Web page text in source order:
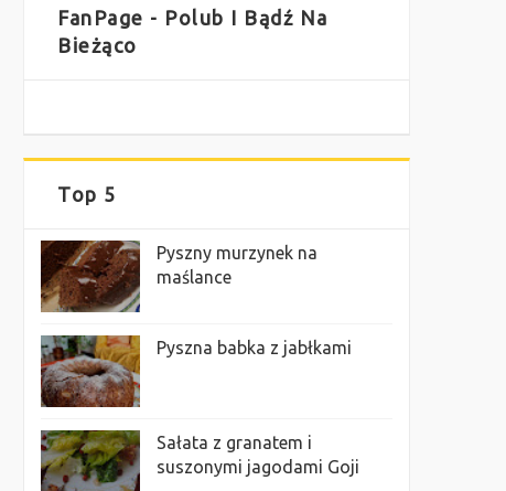
FanPage - Polub I Bądź Na
Bieżąco
Top 5
Pyszny murzynek na
maślance
Pyszna babka z jabłkami
Sałata z granatem i
suszonymi jagodami Goji